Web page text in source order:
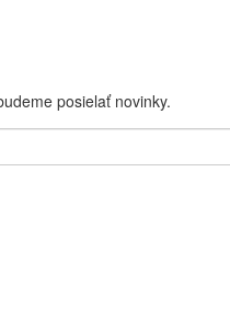
posielať novinky.